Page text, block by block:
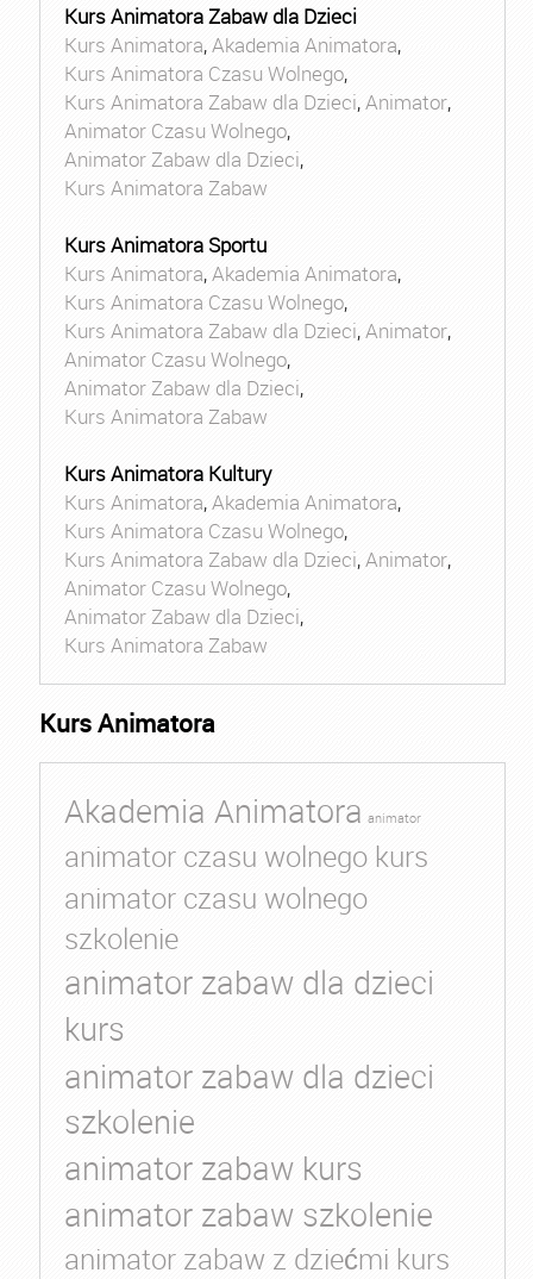
Kurs Animatora Zabaw dla Dzieci
Kurs Animatora,Akademia Animatora,
Kurs Animatora Czasu Wolnego,
Kurs Animatora Zabaw dla Dzieci,Animator,
Animator Czasu Wolnego,
Animator Zabaw dla Dzieci,
Kurs Animatora Zabaw
Kurs Animatora Sportu
Kurs Animatora,Akademia Animatora,
Kurs Animatora Czasu Wolnego,
Kurs Animatora Zabaw dla Dzieci,Animator,
Animator Czasu Wolnego,
Animator Zabaw dla Dzieci,
Kurs Animatora Zabaw
Kurs Animatora Kultury
Kurs Animatora,Akademia Animatora,
Kurs Animatora Czasu Wolnego,
Kurs Animatora Zabaw dla Dzieci,Animator,
Animator Czasu Wolnego,
Animator Zabaw dla Dzieci,
Kurs Animatora Zabaw
Kurs Animatora
Akademia Animatora animator
animator czasu wolnego kurs
animator czasu wolnego
szkolenie
animator zabaw dla dzieci
kurs
animator zabaw dla dzieci
szkolenie
animator zabaw kurs
animator zabaw szkolenie
animator zabaw z dziećmi kurs